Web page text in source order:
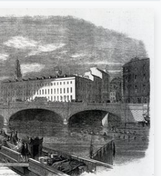
éj,
piros absztrakt, sötét olajkép, álló akt
egy fa mellett.